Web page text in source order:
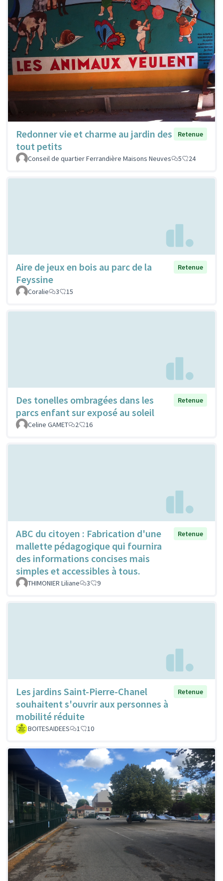
Redonner vie et charme au jardin des
tout petits
Retenue
Conseil de quartier Ferrandière Maisons Neuves 5 24
Aire de jeux en bois au parc de la
Feyssine
Retenue
Coralie 3 15
Des tonelles ombragées dans les
parcs enfant sur exposé au soleil
Retenue
Celine GAMET 2 16
ABC du citoyen : Fabrication d'une
mallette pédagogique qui fournira
des informations concises mais
simples et accessibles à tous.
Retenue
THIMONIER Liliane 3 9
Les jardins Saint-Pierre-Chanel
souhaitent s'ouvrir aux personnes à
mobilité réduite
Retenue
BOITESAIDEES 1 10